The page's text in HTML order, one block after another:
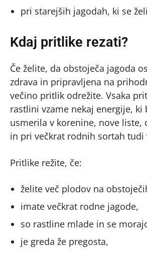
pri starejših jagodah, ki se
Kdaj pritlike rezati?
Če želite, da obstoječa jagoda
zdrava in pripravljena na
večino pritlik odrežite. Vsaka
rastlini vzame nekaj energije, ki
usmerila v korenine, nove liste,
in pri večkrat rodnih sortah tudi
Pritlike režite, če:
želite več plodov na
imate večkrat rodne jagode,
so rastline mlade in se
je greda že pregosta,